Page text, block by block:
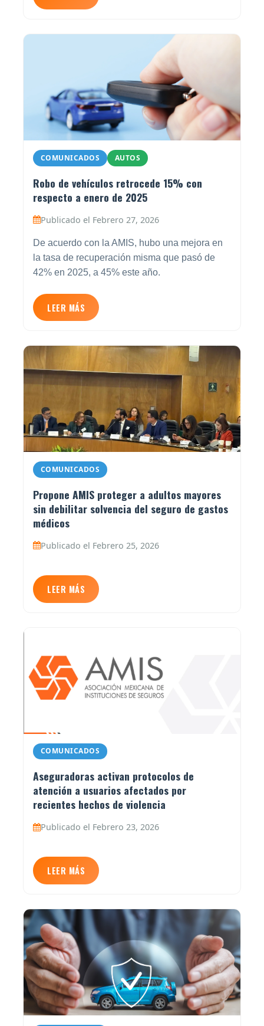
COMUNICADOS AUTOS
Robo de vehículos retrocede 15% con
respecto a enero de 2025
Publicado el Febrero 27, 2026
De acuerdo con la AMIS, hubo una mejora en
la tasa de recuperación misma que pasó de
42% en 2025, a 45% este año.
LEER MÁS
COMUNICADOS
Propone AMIS proteger a adultos mayores
sin debilitar solvencia del seguro de gastos
médicos
Publicado el Febrero 25, 2026
LEER MÁS
COMUNICADOS
Aseguradoras activan protocolos de
atención a usuarios afectados por
recientes hechos de violencia
Publicado el Febrero 23, 2026
LEER MÁS